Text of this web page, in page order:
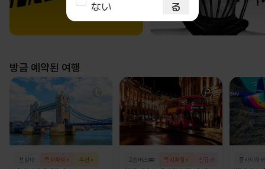
방금 예약된 여행
전망대 즉시확정⚡ 추천⭐ 2층버스🚌 즉시확정⚡ 신규🎉 플라이하
ない
る